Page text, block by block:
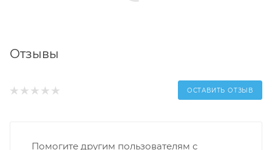
Отзывы
ОСТАВИТЬ ОТЗЫВ
Помогите другим пользователям с